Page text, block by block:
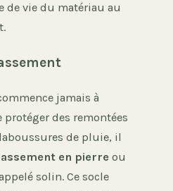
de vie du matériau au
jamais à
protéger des remontées
de pluie, il
en pierre ou
solin. Ce socle